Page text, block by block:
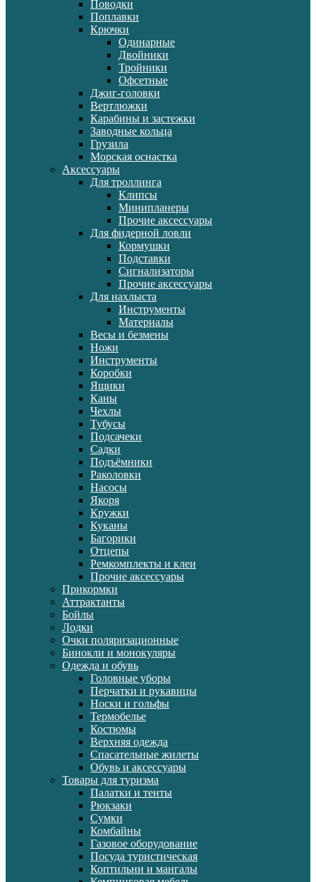
Поводки
Поплавки
Крючки
Одинарные
Двойники
Тройники
Офсетные
Джиг-головки
Вертлюжки
Карабины и застежки
Заводные кольца
Грузила
Морская оснастка
Аксессуары
Для троллинга
Клипсы
Минипланеры
Прочие аксессуары
Для фидерной ловли
Кормушки
Подставки
Сигнализаторы
Прочие аксессуары
Для нахлыста
Инструменты
Материалы
Весы и безмены
Ножи
Инструменты
Коробки
Ящики
Каны
Чехлы
Тубусы
Подсачеки
Садки
Подъёмники
Раколовки
Насосы
Якоря
Кружки
Куканы
Багорики
Отцепы
Ремкомплекты и клеи
Прочие аксессуары
Прикормки
Аттрактанты
Бойлы
Лодки
Очки поляризационные
Бинокли и монокуляры
Одежда и обувь
Головные уборы
Перчатки и рукавицы
Носки и гольфы
Термобелье
Костюмы
Верхняя одежда
Спасательные жилеты
Обувь и аксессуары
Товары для туризма
Палатки и тенты
Рюкзаки
Сумки
Комбайны
Газовое оборудование
Посуда туристическая
Коптильни и мангалы